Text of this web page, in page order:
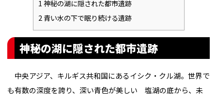
1神秘の湖に隠された都市遺跡
2青い水の下で眠り続ける遺跡
神秘の湖に隠された都市遺跡
中央アジア、キルギス共和国にあるイシク・クル湖。世界で
も有数の深度を誇り、深い青色が美しい 塩湖の底から、未